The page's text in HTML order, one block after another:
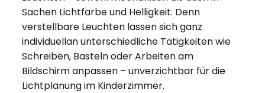
Sachen Lichtfarbe und Helligkeit. Denn
verstellbare Leuchten lassen sich ganz
individuellan unterschiedliche Tätigkeiten wie
Schreiben, Basteln oder Arbeiten am
Bildschirm anpassen – unverzichtbar für die
Lichtplanung im Kinderzimmer.